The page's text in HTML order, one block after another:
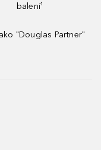
balení¹
"Douglas Partner"